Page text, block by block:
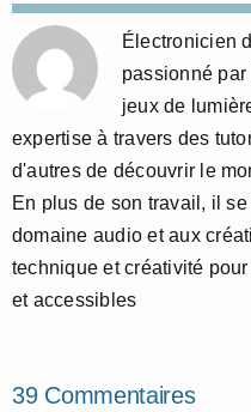
Électronicien
passionné
jeux de
expertise à travers des
d'autres de découvrir le
En plus de son travail, il
domaine audio et aux
technique et créativité
et accessibles
39 Commentaires